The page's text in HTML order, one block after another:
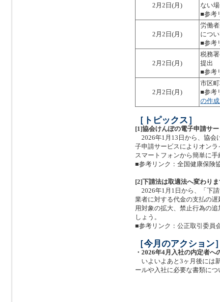
2月2日(月)
ない
■参考
2月2日(月)
労働
につ
■参考
2月2日(月)
税務
提出
■参考
2月2日(月)
市区
■参考
の作
［トピックス］
[1]協会けんぽの電子申請サ
2026年1月13日から、協会
子申請サービスによりオン
スマートフォンから簡単に
■参考リンク：全国健康保険
[2]下請法は取適法へ変わり
2026年1月1日から、「下
業者に対する代金の支払の
用対象の拡大、禁止行為の
しょう。
■参考リンク：公正取引委員
［今月のアクション
・2026年4月入社の内定者へ
いよいよあと3ヶ月後には
ールや入社に必要な書類に